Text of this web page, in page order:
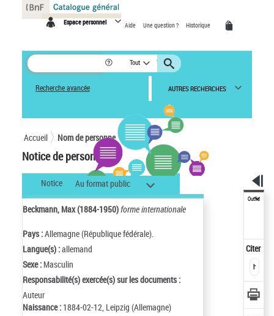
Espace personnel Aide Une question ? Historique
Tout
Recherche avancée AUTRES RECHERCHES
Accueil Nom de personne
Notice de personne
Notice Au format public
Beckmann, Max (1884-1950)forme internationale
Pays :Allemagne (République fédérale).
Langue(s) :allemand
Sexe : Masculin
Responsabilité(s) exercée(s) sur les documents :
Auteur
Naissance : 1884-02-12, Leipzig (Allemagne)
Outils
Citer
Panneau de gestion des cookies